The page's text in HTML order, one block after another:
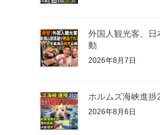
外国人観光客、日
動
2026年8月7日
ホルムズ海峡進捗
2026年8月6日